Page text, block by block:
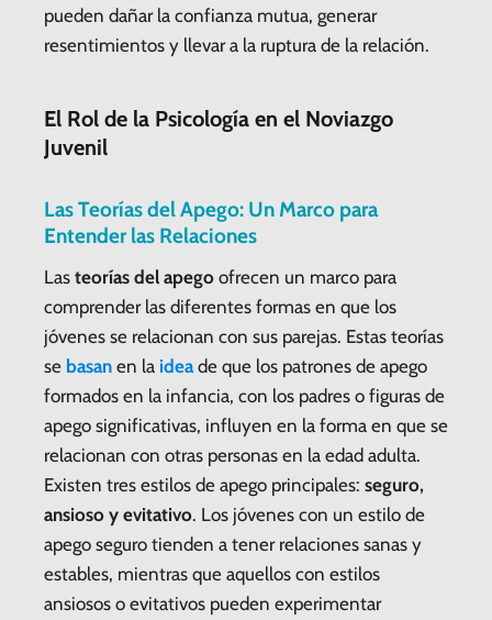
pueden dañar la confianza mutua, generar
resentimientos y llevar a la ruptura de la relación.
El Rol de la Psicología en el Noviazgo
Juvenil
Las Teorías del Apego: Un Marco para
Entender las Relaciones
Las teorías del apego ofrecen un marco para
comprender las diferentes formas en que los
jóvenes se relacionan con sus parejas. Estas teorías
se basan en la ideade que los patrones de apego
formados en la infancia, con los padres o figuras de
apego significativas, influyen en la forma en que se
relacionan con otras personas en la edad adulta.
Existen tres estilos de apego principales: seguro,
ansioso y evitativo. Los jóvenes con un estilo de
apego seguro tienden a tener relaciones sanas y
estables, mientras que aquellos con estilos
ansiosos o evitativos pueden experimentar